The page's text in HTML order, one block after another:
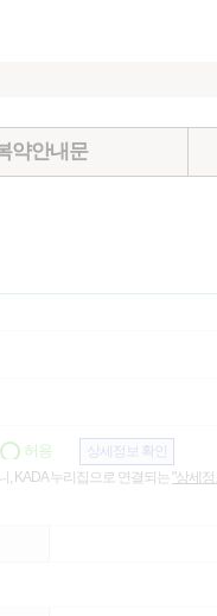
약안내문
허용
상세정보 확인
, KADA 누리집으로 연결되는 "상세